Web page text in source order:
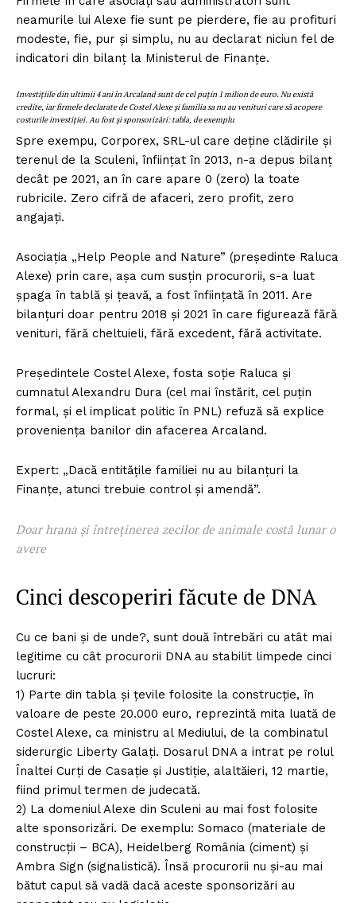
neamurile lui Alexe fie sunt pe pierdere, fie au profituri
modeste, fie, pur și simplu, nu au declarat niciun fel de
indicatori din bilanț la Ministerul de Finanțe.
Investițiile din ultimii 4 ani în Arcaland sunt de cel puțin 1 milion de euro. Nu există
credite, iar firmele declarate de Costel Alexe și familia sa nu au venituri care să acopere
costurile investiției. Au fost și sponsorizări: tabla, de exemplu
Spre exempu, Corporex, SRL-ul care deține clădirile și
terenul de la Sculeni, înființat în 2013, n-a depus bilanț
decât pe 2021, an în care apare 0 (zero) la toate
rubricile. Zero cifră de afaceri, zero profit, zero
angajați.
Asociația „Help People and Nature” (președinte Raluca
Alexe) prin care, așa cum susțin procurorii, s-a luat
șpaga în tablă și țeavă, a fost înființată în 2011. Are
bilanțuri doar pentru 2018 și 2021 în care figurează fără
venituri, fără cheltuieli, fără excedent, fără activitate.
Președintele Costel Alexe, fosta soție Raluca și
cumnatul Alexandru Dura (cel mai înstărit, cel puțin
formal, și el implicat politic în PNL) refuză să explice
proveniența banilor din afacerea Arcaland.
Expert: „Dacă entitățile familiei nu au bilanțuri la
Finanțe, atunci trebuie control și amendă”.
Doar hrana și întreținerea zecilor de animale costă lunar o
avere
Cinci descoperiri făcute de DNA
Cu ce bani și de unde?, sunt două întrebări cu atât mai
legitime cu cât procurorii DNA au stabilit limpede cinci
lucruri:
1) Parte din tabla și țevile folosite la construcție, în
valoare de peste 20.000 euro, reprezintă mita luată de
Costel Alexe, ca ministru al Mediului, de la combinatul
siderurgic Liberty Galați. Dosarul DNA a intrat pe rolul
Înaltei Curți de Casație și Justiție, alaltăieri, 12 martie,
fiind primul termen de judecată.
2) La domeniul Alexe din Sculeni au mai fost folosite
alte sponsorizări. De exemplu: Somaco (materiale de
construcții – BCA), Heidelberg România (ciment) și
Ambra Sign (signalistică). Însă procurorii nu și-au mai
bătut capul să vadă dacă aceste sponsorizări au